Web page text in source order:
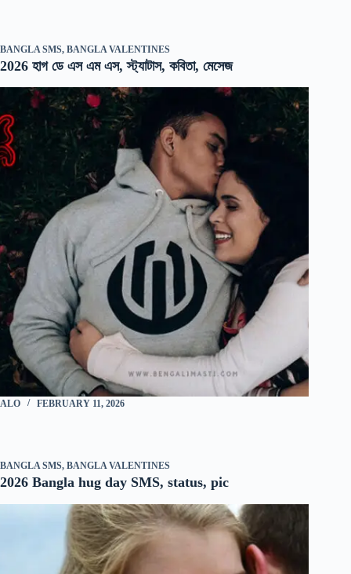
BANGLA SMS, BANGLA VALENTINES
2026 হাগ ডে এস এম এস, স্ট্যাটাস, কবিতা, মেসেজ
ALO FEBRUARY 11, 2026
BANGLA SMS, BANGLA VALENTINES
2026 Bangla hug day SMS, status, pic